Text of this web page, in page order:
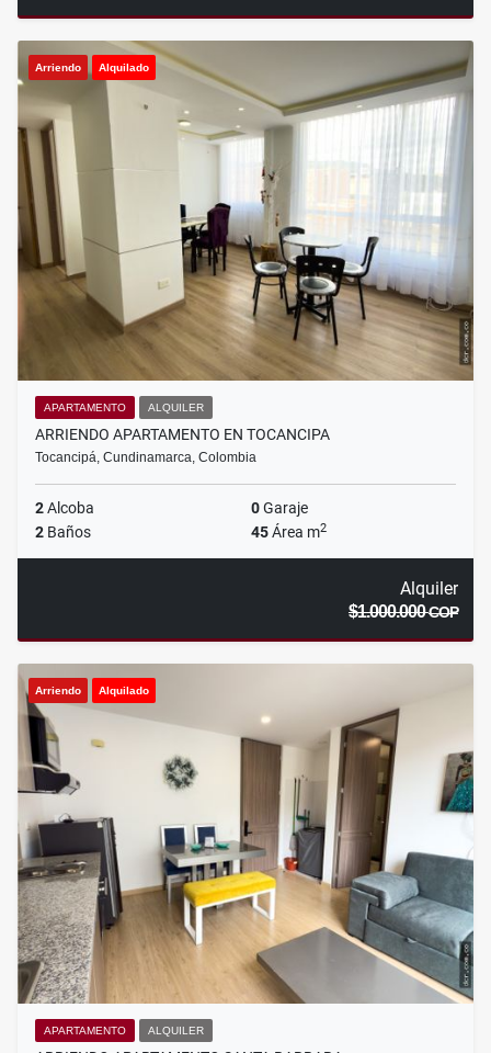
Arriendo Alquilado
APARTAMENTO ALQUILER
ARRIENDO APARTAMENTO EN TOCANCIPA
Tocancipá, Cundinamarca, Colombia
2Alcoba 0Garaje
2 Baños 45Área m2
Alquiler
$1.000.000COP
Arriendo Alquilado
APARTAMENTO ALQUILER